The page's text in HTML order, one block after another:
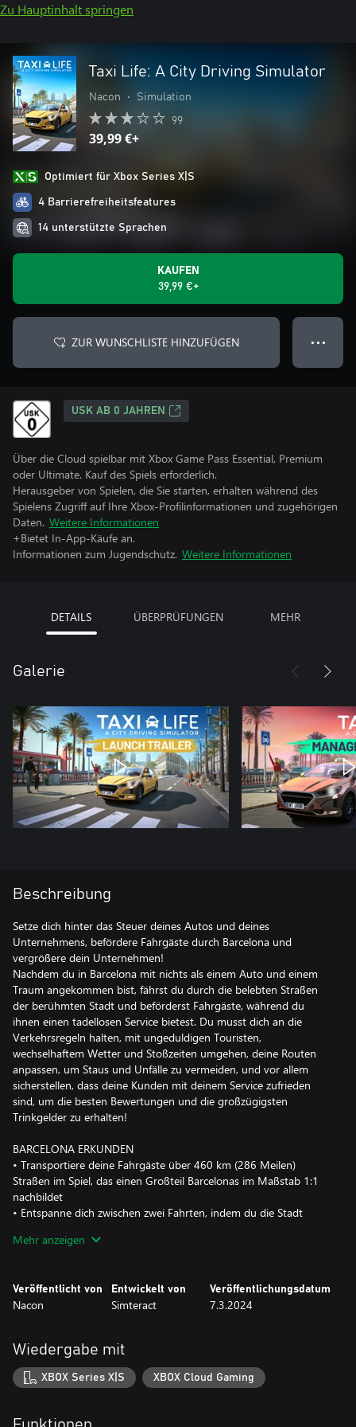
Zu Hauptinhalt springen
Taxi Life: A City Driving Simulator
Nacon • Simulation
99
39,99 €+
Optimiert für Xbox Series X|S
4 Barrierefreiheitsfeatures
14 unterstützte Sprachen
KAUFEN
39,99 €+
ZUR WUNSCHLISTE HINZUFÜGEN ● ● ●
USK AB 0 JAHREN
Über die Cloud spielbar mit Xbox Game Pass Essential, Premium
oder Ultimate. Kauf des Spiels erforderlich.
Herausgeber von Spielen, die Sie starten, erhalten während des
Spielens Zugriff auf Ihre Xbox-Profilinformationen und zugehörigen
Daten. Weitere Informationen
+Bietet In-App-Käufe an.
Informationen zum Jugendschutz. Weitere Informationen
DETAILS ÜBERPRÜFUNGEN MEHR
Galerie
Beschreibung
Setze dich hinter das Steuer deines Autos und deines
Unternehmens, befördere Fahrgäste durch Barcelona und
vergrößere dein Unternehmen!
Nachdem du in Barcelona mit nichts als einem Auto und einem
Traum angekommen bist, fährst du durch die belebten Straßen
der berühmten Stadt und beförderst Fahrgäste, während du
ihnen einen tadellosen Service bietest. Du musst dich an die
Verkehrsregeln halten, mit ungeduldigen Touristen,
wechselhaftem Wetter und Stoßzeiten umgehen, deine Routen
anpassen, um Staus und Unfälle zu vermeiden, und vor allem
sicherstellen, dass deine Kunden mit deinem Service zufrieden
sind, um die besten Bewertungen und die großzügigsten
Trinkgelder zu erhalten!
BARCELONA ERKUNDEN
• Transportiere deine Fahrgäste über 460 km (286 Meilen)
Straßen im Spiel, das einen Großteil Barcelonas im Maßstab 1:1
nachbildet
• Entspanne dich zwischen zwei Fahrten, indem du die Stadt
Sehenswürdigkeiten entdeckst
neue Fähigkeiten freizuschalten, z. B. die Fähigkeit, längere
Fahrten zu akzeptieren
FAHREN
• Hole Kunden ab und bringe sie an ihr Ziel
• Beachte die Verkehrsregeln und vermeide Zusammenstöße mit
Fahrzeugen und Fußgängern
Bauarbeiten, Umzüge usw.)
Mehr anzeigen
Veröffentlicht von
Nacon
Entwickelt von
Simteract
Veröffentlichungsdatum
7.3.2024
Wiedergabe mit
XBOX Series X|S XBOX Cloud Gaming